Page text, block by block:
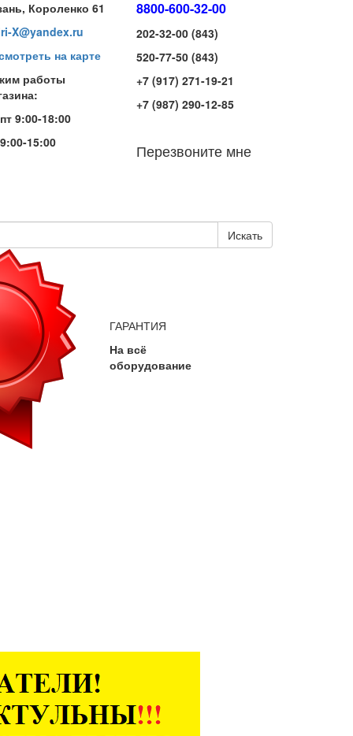
Короленко 61
X@yandex.ru
на карте
работы
9:00-18:00
15:00
8800-600-32-00
202-32-00 (843)
520-77-50 (843)
+7 (917) 271-19-21
+7 (987) 290-12-85
Перезвоните мне
Искать
ГАРАНТИЯ
На всё
оборудование